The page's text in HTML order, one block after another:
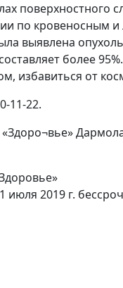
поверхностного
по кровеносным
выявлена
более
избавиться от
11-22.
2019 г.